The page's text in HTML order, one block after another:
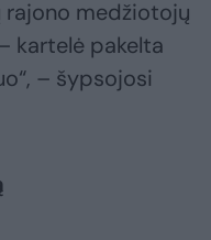
rajono medžiotojų
kartelė pakelta
– šypsojosi